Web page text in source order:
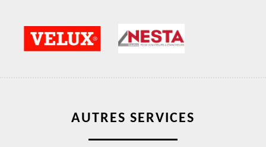
AUTRES SERVICES